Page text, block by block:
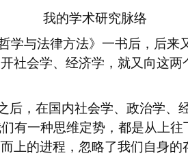
我的学术研究脉络
学与法律方法》一书后，后来
社会学、经济学，就又向这两
后，在国内社会学、政治学、
有一种思维定势，都是从上
上的进程，忽略了我们自身的